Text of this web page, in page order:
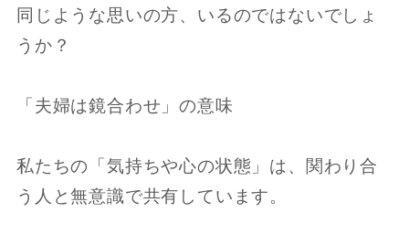
同じような思いの方、いるのではないでしょ
うか？
「夫婦は鏡合わせ」の意味
私たちの「気持ちや心の状態」は、関わり合
う人と無意識で共有しています。